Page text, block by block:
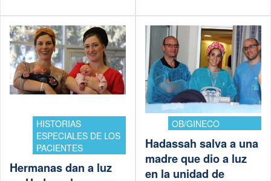
HISTORIAS
ESPECIALES DE LOS
PACIENTES
Hermanas dan a luz
OB/GINECO
Hadassah salva a una
madre que dio a luz
en la unidad de